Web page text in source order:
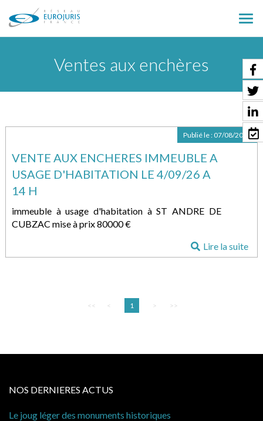
le
Ventes aux enchères
VENTE AUX ENCHERES IMMEUBLE A
USAGE D'HABITATION LE 4/09/26 A
14 H
Publié le : 07/08/2026
immeuble à usage d'habitation à ST ANDRE DE
CUBZAC mise à prix 80000 €
Lire la suite
<< < 1 > >>
NOS DERNIERES ACTUS
Le joug léger des monuments historiques